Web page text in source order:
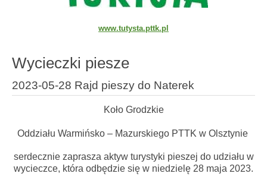
www.tutysta.pttk.pl
Wycieczki piesze
2023-05-28 Rajd pieszy do Naterek
Koło Grodzkie
Oddziału Warmińsko – Mazurskiego PTTK w Olsztynie
serdecznie zaprasza aktyw turystyki pieszej do udziału w
wycieczce, która odbędzie się w niedzielę 28 maja 2023.